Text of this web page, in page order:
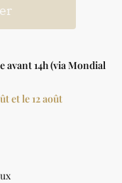
avant 14h (via Mondial
et le 12 août